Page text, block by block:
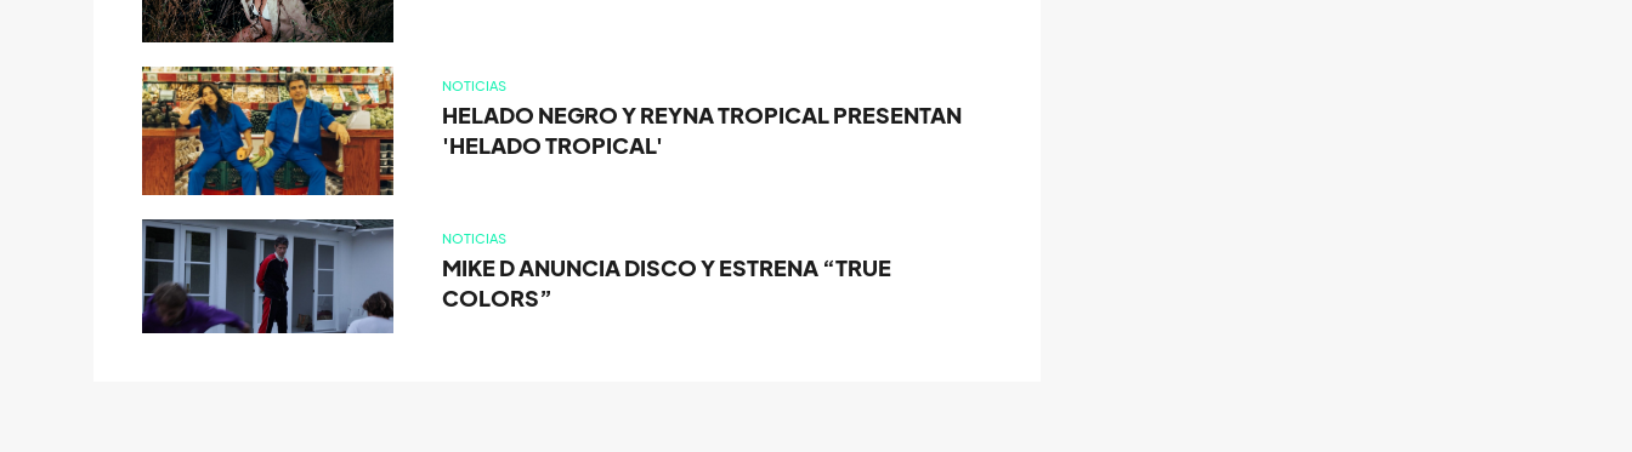
NOTICIAS
HELADO NEGRO Y REYNA TROPICAL PRESENTAN
'HELADO TROPICAL'
NOTICIAS
MIKE D ANUNCIA DISCO Y ESTRENA “TRUE
COLORS”